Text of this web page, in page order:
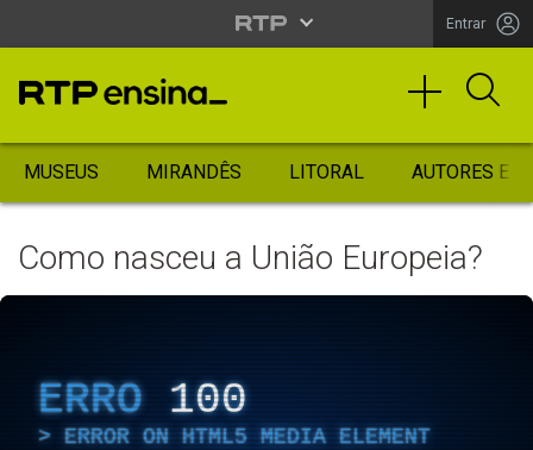
Entrar
MUSEUS MIRANDÊS LITORAL AUTORES
Como nasceu a União Europeia?
ERRO 100
ERROR ON HTML5 MEDIA ELEMENT